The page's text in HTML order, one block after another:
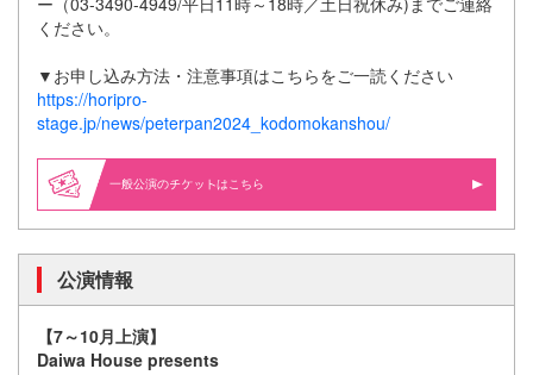
ください。
▼お申し込み方法・注意事項はこちらをご一読ください
https://horipro-
stage.jp/news/peterpan2024_kodomokanshou/
一般公演の はこちら
公演情報
【7～10月上演】
Daiwa House presents